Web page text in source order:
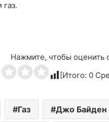
Нажмите, чтобы оценить
[Итого: 0
Газ Джо Байден